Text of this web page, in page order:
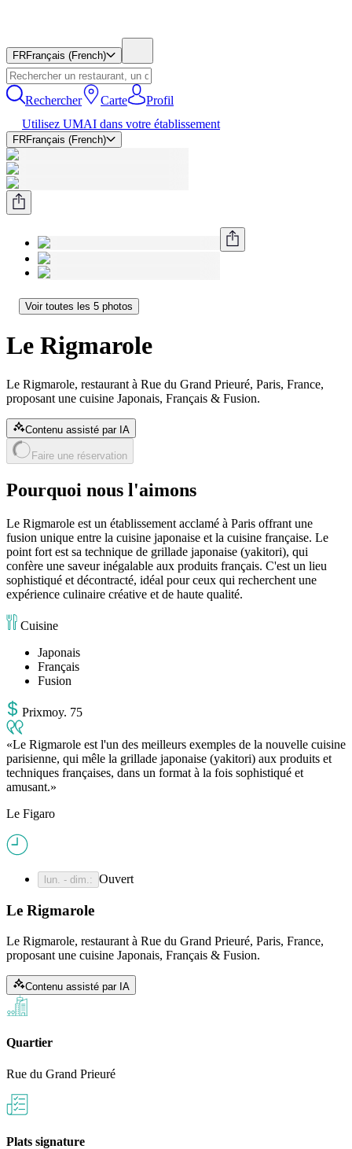
FRFrançais (French)
Rechercher Carte
Profil
Utilisez UMAI dans votre établissement
FRFrançais (French)
Voir toutes les 5 photos
Le Rigmarole
Le Rigmarole, restaurant à Rue du Grand Prieuré, Paris, France,
proposant une cuisine Japonais, Français & Fusion.
Contenu assisté par IA
Faire une réservation
Pourquoi nous l'aimons
Le Rigmarole est un établissement acclamé à Paris offrant une
fusion unique entre la cuisine japonaise et la cuisine française. Le
point fort est sa technique de grillade japonaise (yakitori), qui
confère une saveur inégalable aux produits français. C'est un lieu
sophistiqué et décontracté, idéal pour ceux qui recherchent une
expérience culinaire créative et de haute qualité.
Cuisine
Japonais
Français
Fusion
Prixmoy. 75
Le Rigmarole est l'un des meilleurs exemples de la nouvelle cuisine
parisienne, qui mêle la grillade japonaise (yakitori) aux produits et
techniques françaises, dans un format à la fois sophistiqué et
amusant.
Le Figaro
lun. - dim. : Ouvert
Le Rigmarole
Le Rigmarole, restaurant à Rue du Grand Prieuré, Paris, France,
proposant une cuisine Japonais, Français & Fusion.
Contenu assisté par IA
Quartier
Rue du Grand Prieuré
Plats signature